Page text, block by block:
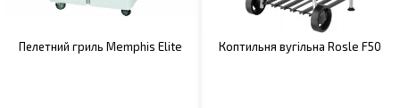
Пелетний гриль Memphis Elite Коптильня вугільна Rosle F50